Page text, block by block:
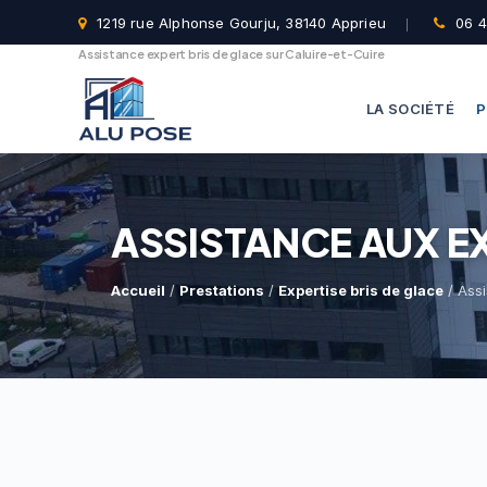
1219 rue Alphonse Gourju, 38140 Apprieu 06
Assistance expert bris de glace sur Caluire-et-Cuire
LA SOCIÉTÉ
ASSISTANCE AUX
Accueil / Prestations /Expertise bris de glace /